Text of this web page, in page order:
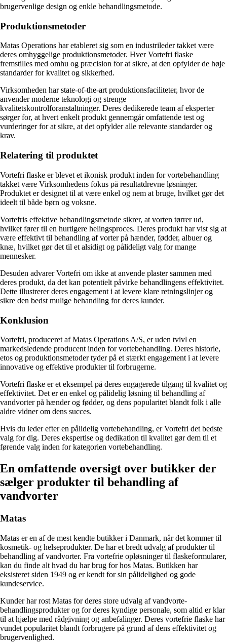
brugervenlige design og enkle behandlingsmetode.
Produktionsmetoder
Matas Operations har etableret sig som en industrileder takket være
deres omhyggelige produktionsmetoder. Hver Vortefri flaske
fremstilles med omhu og præcision for at sikre, at den opfylder de høje
standarder for kvalitet og sikkerhed.
Virksomheden har state-of-the-art produktionsfaciliteter, hvor de
anvender moderne teknologi og strenge
kvalitetskontrolforanstaltninger. Deres dedikerede team af eksperter
sørger for, at hvert enkelt produkt gennemgår omfattende test og
vurderinger for at sikre, at det opfylder alle relevante standarder og
krav.
Relatering til produktet
Vortefri flaske er blevet et ikonisk produkt inden for vortebehandling
takket være Virksomhedens fokus på resultatdrevne løsninger.
Produktet er designet til at være enkel og nem at bruge, hvilket gør det
ideelt til både børn og voksne.
Vortefris effektive behandlingsmetode sikrer, at vorten tørrer ud,
hvilket fører til en hurtigere helingsproces. Deres produkt har vist sig at
være effektivt til behandling af vorter på hænder, fødder, albuer og
knæ, hvilket gør det til et alsidigt og pålideligt valg for mange
mennesker.
Desuden advarer Vortefri om ikke at anvende plaster sammen med
deres produkt, da det kan potentielt påvirke behandlingens effektivitet.
Dette illustrerer deres engagement i at levere klare retningslinjer og
sikre den bedst mulige behandling for deres kunder.
Konklusion
Vortefri, produceret af Matas Operations A/S, er uden tvivl en
markedsledende producent inden for vortebehandling. Deres historie,
etos og produktionsmetoder tyder på et stærkt engagement i at levere
innovative og effektive produkter til forbrugerne.
Vortefri flaske er et eksempel på deres engagerede tilgang til kvalitet og
effektivitet. Det er en enkel og pålidelig løsning til behandling af
vandvorter på hænder og fødder, og dens popularitet blandt folk i alle
aldre vidner om dens succes.
Hvis du leder efter en pålidelig vortebehandling, er Vortefri det bedste
valg for dig. Deres ekspertise og dedikation til kvalitet gør dem til et
førende valg inden for kategorien vortebehandling.
En omfattende oversigt over butikker der
sælger produkter til behandling af
vandvorter
Matas
Matas er en af de mest kendte butikker i Danmark, når det kommer til
kosmetik- og helseprodukter. De har et bredt udvalg af produkter til
behandling af vandvorter. Fra vortefrie opløsninger til flaskeformularer,
kan du finde alt hvad du har brug for hos Matas. Butikken har
eksisteret siden 1949 og er kendt for sin pålidelighed og gode
kundeservice.
Kunder har rost Matas for deres store udvalg af vandvorte-
behandlingsprodukter og for deres kyndige personale, som altid er klar
til at hjælpe med rådgivning og anbefalinger. Deres vortefrie flaske har
vundet popularitet blandt forbrugere på grund af dens effektivitet og
brugervenlighed.